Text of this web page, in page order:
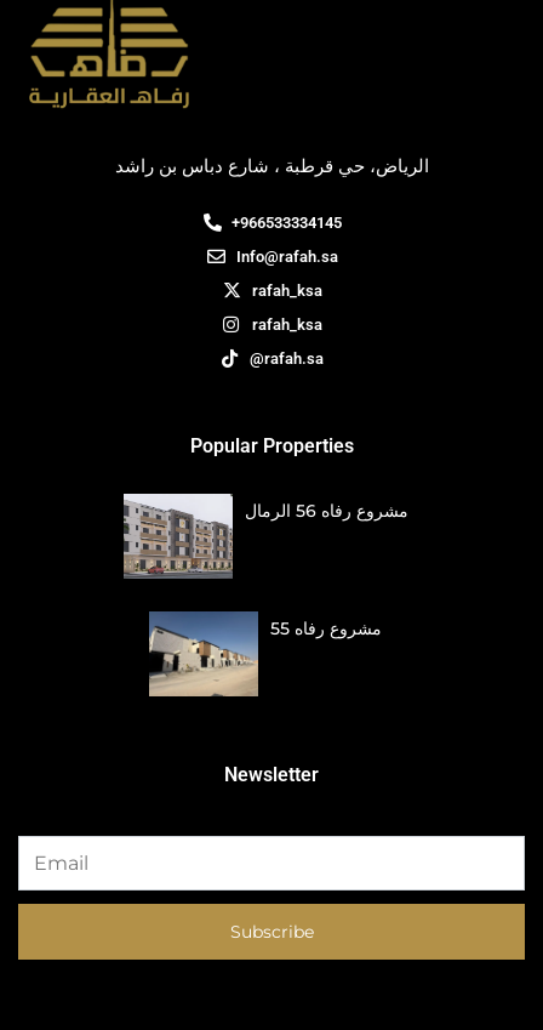
الرياض، حي قرطبة ، شارع دباس بن راشد
+966533334145
Info@rafah.sa
rafah_ksa
rafah_ksa
@rafah.sa
Popular Properties
مشروع رفاه 56 الرمال
مشروع رفاه 55
Newsletter
Subscribe